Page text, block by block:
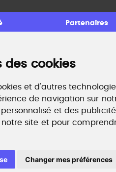
des cookies
et d'autres
de navigation sur
et des
site et pour
Changer mes préférences
Partenaires
Accompagnement
recherche d'emploi, entretien
www.profilculture-